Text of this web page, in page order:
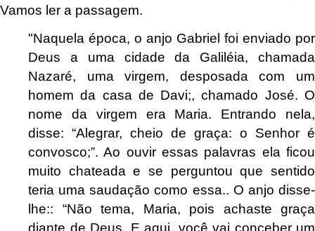
Vamos ler a passagem.
"Naquela época, o anjo Gabriel foi enviado por
Deus a uma cidade da Galiléia, chamada
Nazaré, uma virgem, desposada com um
homem da casa de Davi;, chamado José. O
nome da virgem era Maria. Entrando nela,
disse: “Alegrar, cheio de graça: o Senhor é
convosco;”. Ao ouvir essas palavras ela ficou
muito chateada e se perguntou que sentido
teria uma saudação como essa.. O anjo disse-
lhe:: “Não tema, Maria, pois achaste graça
diante de Deus. E aqui, você vai conceber um